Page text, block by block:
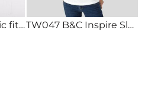
T-shirt uomo Classic fit 100% cotone organico 150gr TW047 B&C Inspire Slub T-shirt donna fashion in 100% cotone organico fiammato no label 120gr